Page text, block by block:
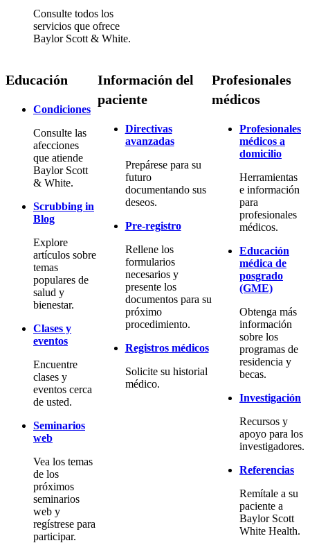
Consulte todos los
servicios que ofrece
Baylor Scott & White.
Educación
Condiciones
Consulte las
afecciones
que atiende
Baylor Scott
& White.
Scrubbing in
Blog
Explore
artículos sobre
temas
populares de
salud y
bienestar.
Clases y
eventos
Encuentre
clases y
eventos cerca
de usted.
Seminarios
web
Vea los temas
de los
próximos
seminarios
web y
regístrese para
participar.
Información del
paciente
Directivas
avanzadas
Prepárese para su
futuro
documentando sus
deseos.
Pre-registro
Rellene los
formularios
necesarios y
presente los
documentos para su
próximo
procedimiento.
Registros médicos
Solicite su historial
médico.
Profesionales
médicos
Profesionales
médicos a
domicilio
Herramientas
e información
para
profesionales
médicos.
Educación
médica de
posgrado
(GME)
Obtenga más
información
sobre los
programas de
residencia y
becas.
Investigación
Recursos y
apoyo para los
investigadores.
Referencias
Remítale a su
paciente a
Baylor Scott
White Health.